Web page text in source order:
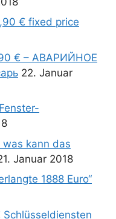
€ fixed price
€ – АВАРИЙНОЕ
22. Januar
kann das
Januar 2018
1888 Euro“